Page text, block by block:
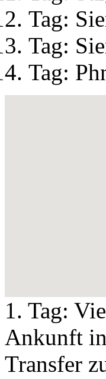
Tag:
Tag:
Tag:
1. Tag:
Ankunft
Transfer